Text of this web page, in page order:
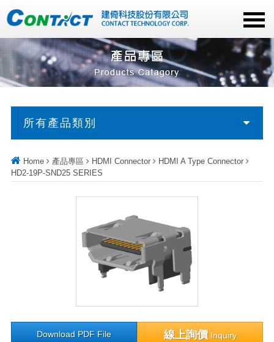
所有產品類別
Home 產品專區 HDMI Connector
HDMI A Type Connector
HD2-19P-SND25 SERIES
Download PDF File 線上詢價Inquiry